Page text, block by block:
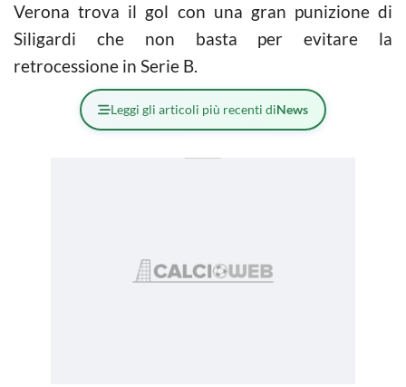
Verona trova il gol con una gran punizione di
Siligardi che non basta per evitare la
retrocessione in Serie B.
Leggi gli articoli più recenti diNews